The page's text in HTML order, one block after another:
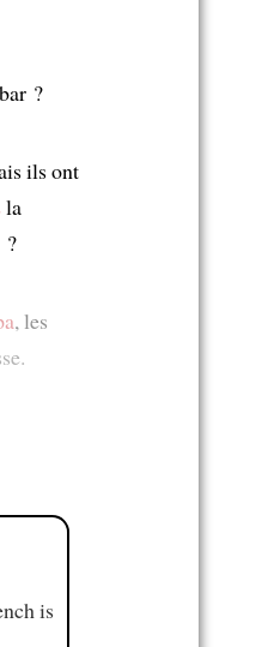
?
ils ont
la
?
, les
is